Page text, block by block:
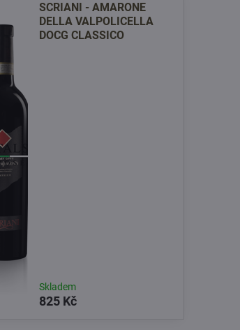
SCRIANI - AMARONE
DELLA VALPOLICELLA
DOCG CLASSICO
Skladem
825 Kč